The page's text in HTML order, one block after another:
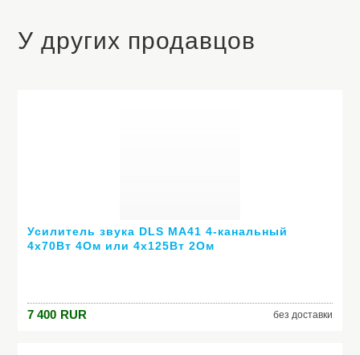
У других продавцов
Усилитель звука DLS MA41 4-канальный
4х70Вт 4Ом или 4х125Вт 2Ом
7 400 RUR без доставки